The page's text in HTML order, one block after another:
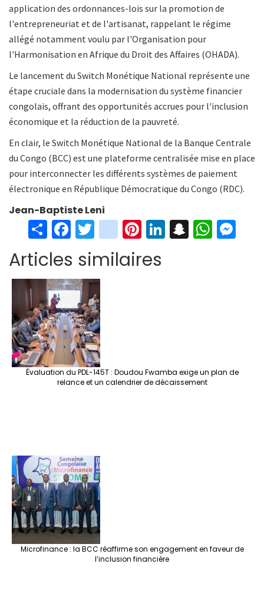
application des ordonnances-lois sur la promotion de
l'entrepreneuriat et de l'artisanat, rappelant le régime
allégé notamment voulu par l'Organisation pour
l'Harmonisation en Afrique du Droit des Affaires (OHADA).
Le lancement du Switch Monétique National représente une
étape cruciale dans la modernisation du système financier
congolais, offrant des opportunités accrues pour l'inclusion
économique et la réduction de la pauvreté.
En clair, le Switch Monétique National de la Banque Centrale
du Congo (BCC) est une plateforme centralisée mise en place
pour interconnecter les différents systèmes de paiement
électronique en République Démocratique du Congo (RDC).
Jean-Baptiste Leni
S
h
ar
e
Fa
ce
b
o
o
k
T
wi
tt
er
in
st
ag
Pi
er
Li S W
Articles similaires
Évaluation du PDL-145T : Doudou Fwamba exige un plan de
relance et un calendrier de décaissement
Microfinance : la BCC réaffirme son engagement en faveur de
l’inclusion financière